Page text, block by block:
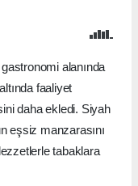
alanında
faaliyet
daha ekledi. Siyah
eşsiz manzarasını
tabaklara